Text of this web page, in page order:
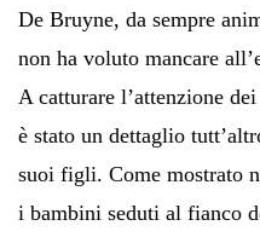
De Bruyne, da sempre
non ha voluto mancare
A catturare l’attenzione
è stato un dettaglio
suoi figli. Come mostrato
i bambini seduti al fianco